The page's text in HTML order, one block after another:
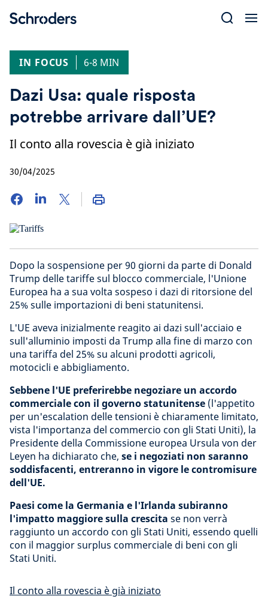
IN FOCUS
6-8 MIN
Dazi Usa: quale risposta
potrebbe arrivare dall’UE?
Il conto alla rovescia è già iniziato
30/04/2025
Dopo la sospensione per 90 giorni da parte di Donald
Trump delle tariffe sul blocco commerciale, l'Unione
Europea ha a sua volta sospeso i dazi di ritorsione del
25% sulle importazioni di beni statunitensi.
L'UE aveva inizialmente reagito ai dazi sull'acciaio e
sull'alluminio imposti da Trump alla fine di marzo con
una tariffa del 25% su alcuni prodotti agricoli,
motocicli e abbigliamento.
Sebbene l'UE preferirebbe negoziare un accordo
commerciale con il governo statunitense (l'appetito
per un'escalation delle tensioni è chiaramente limitato,
vista l'importanza del commercio con gli Stati Uniti), la
Presidente della Commissione europea Ursula von der
Leyen ha dichiarato che, se i negoziati non saranno
soddisfacenti, entreranno in vigore le contromisure
dell'UE.
Paesi come la Germania e l'Irlanda subiranno
l'impatto maggiore sulla crescita se non verrà
raggiunto un accordo con gli Stati Uniti, essendo quelli
con il maggior surplus commerciale di beni con gli
Stati Uniti.
Il conto alla rovescia è già iniziato